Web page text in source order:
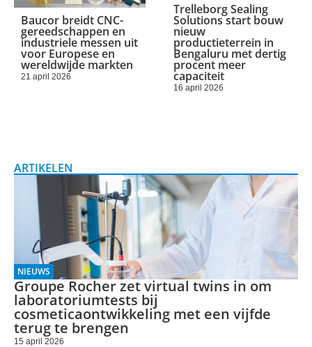
Baucor breidt CNC-
gereedschappen en
industriele messen uit
voor Europese en
wereldwijde markten
21 april 2026
Trelleborg Sealing
Solutions start bouw
nieuw
productieterrein in
Bengaluru met dertig
procent meer
capaciteit
16 april 2026
ARTIKELEN
NIEUWS
Groupe Rocher zet virtual twins in om
laboratoriumtests bij
cosmeticaontwikkeling met een vijfde
terug te brengen
15 april 2026